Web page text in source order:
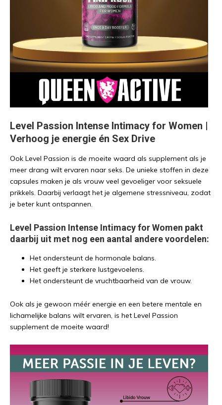
Level Passion Intense Intimacy for Women |
Verhoog je energie én Sex Drive
Ook Level Passion is de moeite waard als supplement als je
meer drang wilt ervaren naar seks. De unieke stoffen in deze
capsules maken je als vrouw veel gevoeliger voor seksuele
prikkels. Daarbij verlaagt het je algemene stressniveau, zodat
je beter kunt ontspannen.
Level Passion Intense Intimacy for Women pakt
daarbij uit met nog een aantal andere voordelen:
Het ondersteunt de hormonale balans.
Het geeft je sterkere lustgevoelens.
Het ondersteunt de vruchtbaarheid van de vrouw.
Ook als je gewoon méér energie en een betere mentale en
lichamelijke balans wilt ervaren, is het Level Passion
supplement de moeite waard!